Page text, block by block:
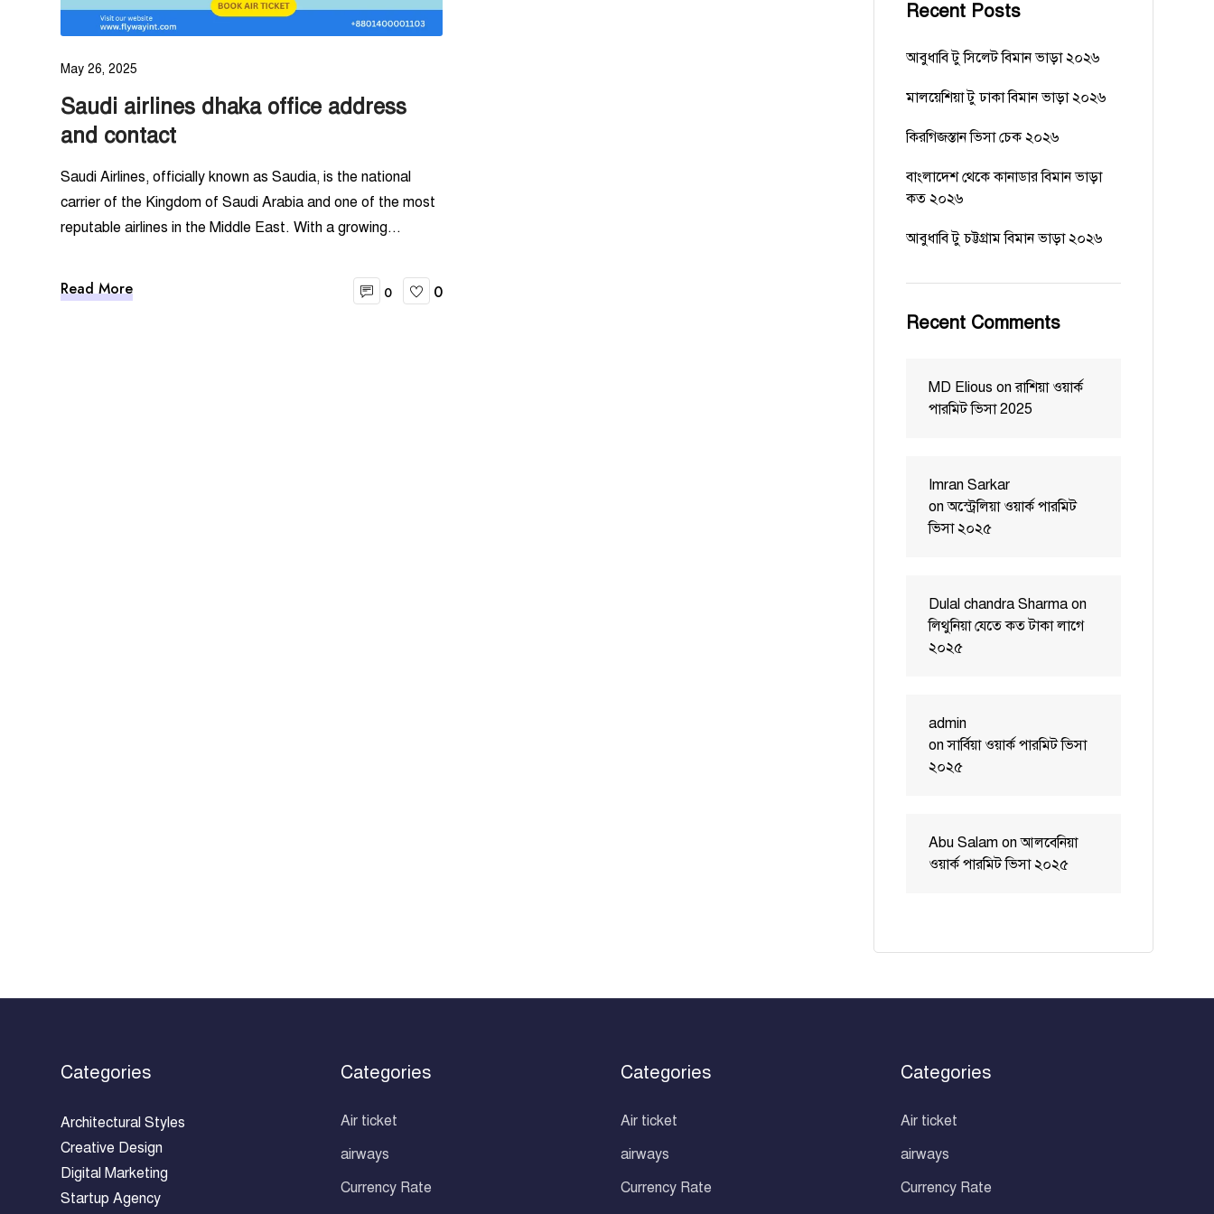
May 26, 2025
Saudi airlines dhaka office address
and contact
Saudi Airlines, officially known as Saudia, is the national
carrier of the Kingdom of Saudi Arabia and one of the most
reputable airlines in the Middle East. With a growing...
Read More 0
0
Recent Posts
আবুধাবি টু সিলেট বিমান ভাড়া ২০২৬
মালয়েশিয়া টু ঢাকা বিমান ভাড়া ২০২৬
কিরগিজস্তান ভিসা চেক ২০২৬
বাংলাদেশ থেকে কানাডার বিমান ভাড়া
কত ২০২৬
আবুধাবি টু চট্টগ্রাম বিমান ভাড়া ২০২৬
Recent Comments
MD Elious onরাশিয়া ওয়ার্ক
পারমিট ভিসা 2025
Imran Sarkar
onঅস্ট্রেলিয়া ওয়ার্ক পারমিট
ভিসা ২০২৫
Dulal chandra Sharma on
লিথুনিয়া যেতে কত টাকা লাগে
২০২৫
admin
onসার্বিয়া ওয়ার্ক পারমিট ভিসা
২০২৫
Abu Salam onআলবেনিয়া
ওয়ার্ক পারমিট ভিসা ২০২৫
Categories
Architectural Styles
Creative Design
Digital Marketing
Startup Agency
Categories
Air ticket
airways
Currency Rate
Categories
Air ticket
airways
Currency Rate
Categories
Air ticket
airways
Currency Rate